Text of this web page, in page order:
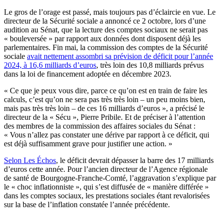
Le gros de l’orage est passé, mais toujours pas d’éclaircie en vue. Le
directeur de la Sécurité sociale a annoncé ce 2 octobre, lors d’une
audition au Sénat, que la lecture des comptes sociaux ne serait pas
« bouleversée » par rapport aux données dont disposent déjà les
parlementaires. Fin mai, la commission des comptes de la Sécurité
sociale avait nettement assombri sa prévision de déficit pour l’année
2024, à 16,6 milliards d’euros, très loin des 10,8 milliards prévus
dans la loi de financement adoptée en décembre 2023.
« Ce que je peux vous dire, parce ce qu’on est en train de faire les
calculs, c’est qu’on ne sera pas très très loin – un peu moins bien,
mais pas très très loin – de ces 16 milliards d’euros », a précisé le
directeur de la « Sécu », Pierre Pribile. Et de préciser à l’attention
des membres de la commission des affaires sociales du Sénat :
« Vous n’allez pas constater une dérive par rapport à ce déficit, qui
est déjà suffisamment grave pour justifier une action. »
Selon Les Échos, le déficit devrait dépasser la barre des 17 milliards
d’euros cette année. Pour l’ancien directeur de l’Agence régionale
de santé de Bourgogne-Franche-Comté, l’aggravation s’explique par
le « choc inflationniste », qui s’est diffusée de « manière différée »
dans les comptes sociaux, les prestations sociales étant revalorisées
sur la base de l’inflation constatée l’année précédente.